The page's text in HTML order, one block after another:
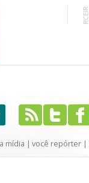
mídia | você repórter |